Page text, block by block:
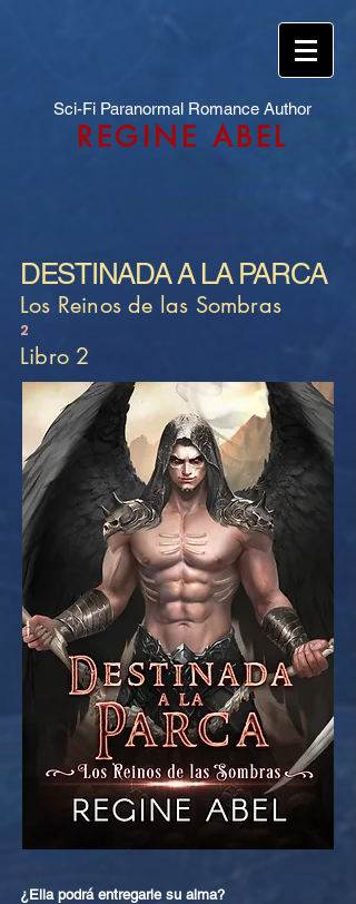
Sci-Fi Paranormal Romance Author
REGINE ABEL
DESTINADA A LA PARCA
Los Reinos de las Sombras
2
Libro 2
¿Ella podrá entregarle su alma?